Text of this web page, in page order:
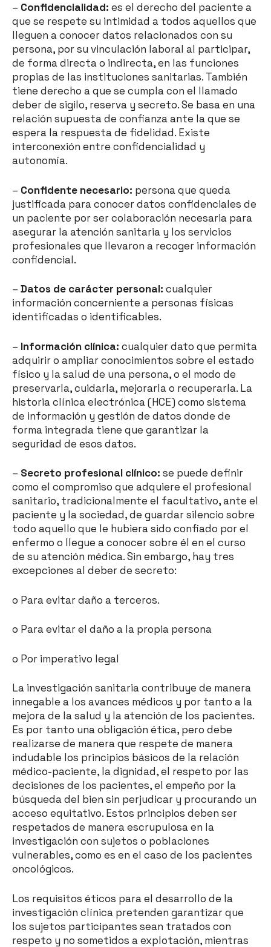
– Confidencialidad: es el derecho del paciente a
que se respete su intimidad a todos aquellos que
lleguen a conocer datos relacionados con su
persona, por su vinculación laboral al participar,
de forma directa o indirecta, en las funciones
propias de las instituciones sanitarias. También
tiene derecho a que se cumpla con el llamado
deber de sigilo, reserva y secreto. Se basa en una
relación supuesta de confianza ante la que se
espera la respuesta de fidelidad. Existe
interconexión entre confidencialidad y
autonomía.
– Confidente necesario: persona que queda
justificada para conocer datos confidenciales de
un paciente por ser colaboración necesaria para
asegurar la atención sanitaria y los servicios
profesionales que llevaron a recoger información
confidencial.
– Datos de carácter personal: cualquier
información concerniente a personas físicas
identificadas o identificables.
– Información clínica: cualquier dato que permita
adquirir o ampliar conocimientos sobre el estado
físico y la salud de una persona, o el modo de
preservarla, cuidarla, mejorarla o recuperarla. La
historia clínica electrónica (HCE) como sistema
de información y gestión de datos donde de
forma integrada tiene que garantizar la
seguridad de esos datos.
– Secreto profesional clínico: se puede definir
como el compromiso que adquiere el profesional
sanitario, tradicionalmente el facultativo, ante el
paciente y la sociedad, de guardar silencio sobre
todo aquello que le hubiera sido confiado por el
enfermo o llegue a conocer sobre él en el curso
de su atención médica. Sin embargo, hay tres
excepciones al deber de secreto:
o Para evitar daño a terceros.
o Para evitar el daño a la propia persona
o Por imperativo legal
La investigación sanitaria contribuye de manera
innegable a los avances médicos y por tanto a la
mejora de la salud y la atención de los pacientes.
Es por tanto una obligación ética, pero debe
realizarse de manera que respete de manera
indudable los principios básicos de la relación
médico-paciente, la dignidad, el respeto por las
decisiones de los pacientes, el empeño por la
búsqueda del bien sin perjudicar y procurando un
acceso equitativo. Estos principios deben ser
respetados de manera escrupulosa en la
investigación con sujetos o poblaciones
vulnerables, como es en el caso de los pacientes
oncológicos.
Los requisitos éticos para el desarrollo de la
investigación clínica pretenden garantizar que
los sujetos participantes sean tratados con
respeto y no sometidos a explotación, mientras